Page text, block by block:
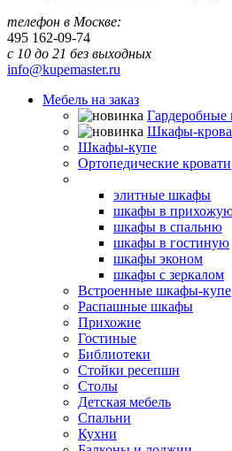
телефон в Москве:
495 162-09-74
с 10 до 21 без выходных
info@kupemaster.ru
Мебель на заказ
Гардеробные
Шкафы-
Шкафы-купе
Ортопедические кровати
элитные шкафы
шкафы в
шкафы в спальню
шкафы в гостиную
шкафы эконом
шкафы с зеркалом
Встроенные шкафы-купе
Распашные шкафы
Прихожие
Гостиные
Библиотеки
Стойки ресепшн
Столы
Детская мебель
Спальни
Кухни